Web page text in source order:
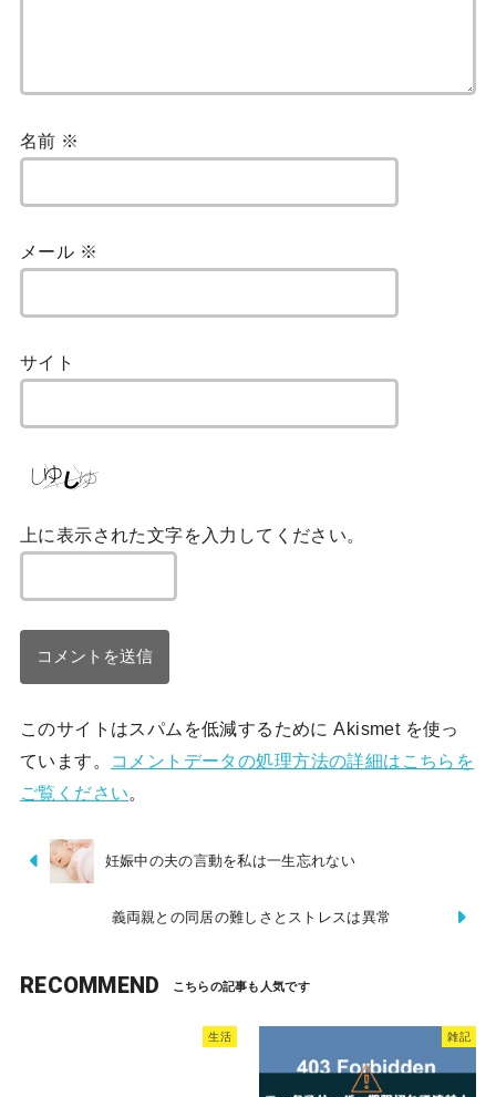
名前 ※
メール ※
サイト
上に表示された文字を入力してください。
このサイトはスパムを低減するために Akismet を使っ
ています。
コメントデータの処理方法の詳細はこちらを
ご覧ください。
妊娠中の夫の言動を私は一生忘れない
義両親との同居の難しさとストレスは異常
RECOMMEND
生活 雑記